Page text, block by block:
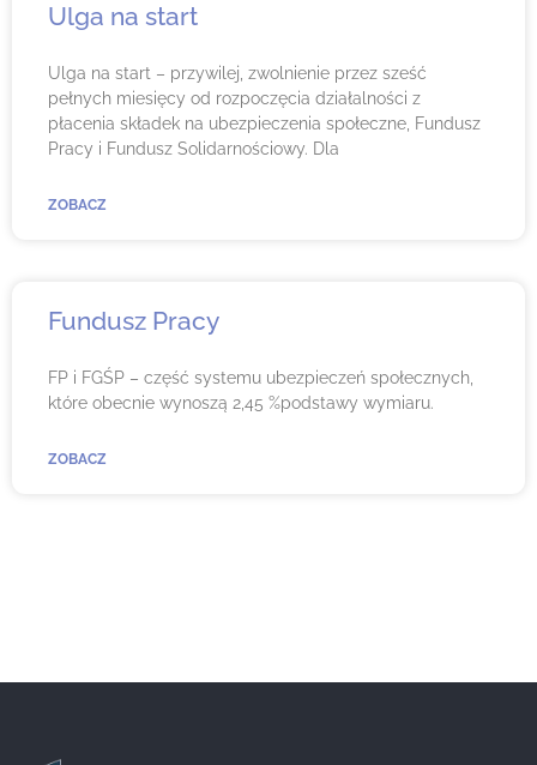
Ulga na start
Ulga na start – przywilej, zwolnienie przez sześć
pełnych miesięcy od rozpoczęcia działalności z
płacenia składek na ubezpieczenia społeczne, Fundusz
Pracy i Fundusz Solidarnościowy. Dla
ZOBACZ
Fundusz Pracy
FP i FGŚP – część systemu ubezpieczeń społecznych,
które obecnie wynoszą 2,45 %podstawy wymiaru.
ZOBACZ